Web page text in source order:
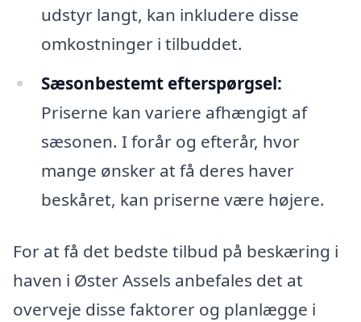
udstyr langt, kan inkludere disse
omkostninger i tilbuddet.
Sæsonbestemt efterspørgsel:
Priserne kan variere afhængigt af
sæsonen. I forår og efterår, hvor
mange ønsker at få deres haver
beskåret, kan priserne være højere.
For at få det bedste tilbud på beskæring i
haven i Øster Assels anbefales det at
overveje disse faktorer og planlægge i